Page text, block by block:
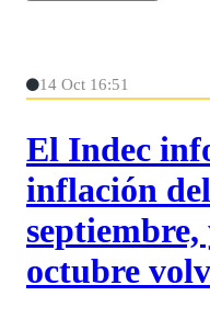
14 Oct 16:51
El Indec
inflación
octubre